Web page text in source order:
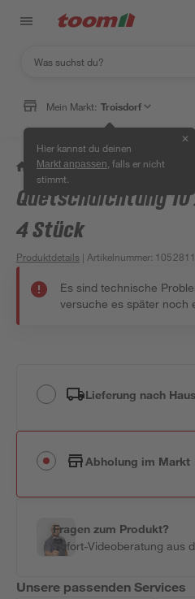
Mein Markt: Troisdorf
Hier kannst du deinen
Markt anpassen , falls er nicht
stimmt.
✕
/ Bad & Sanitär /
Quetschdichtung 10
4 Stück
Produktdetails | Artikelnummer:
Es sind technische
versuche es später noch
Lieferung nach
Abholung im Markt
Fragen zum Produkt?
Sofort-Videoberatung aus
Unsere passenden Services